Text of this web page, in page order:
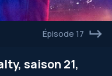
Épisode 17
saison 21,